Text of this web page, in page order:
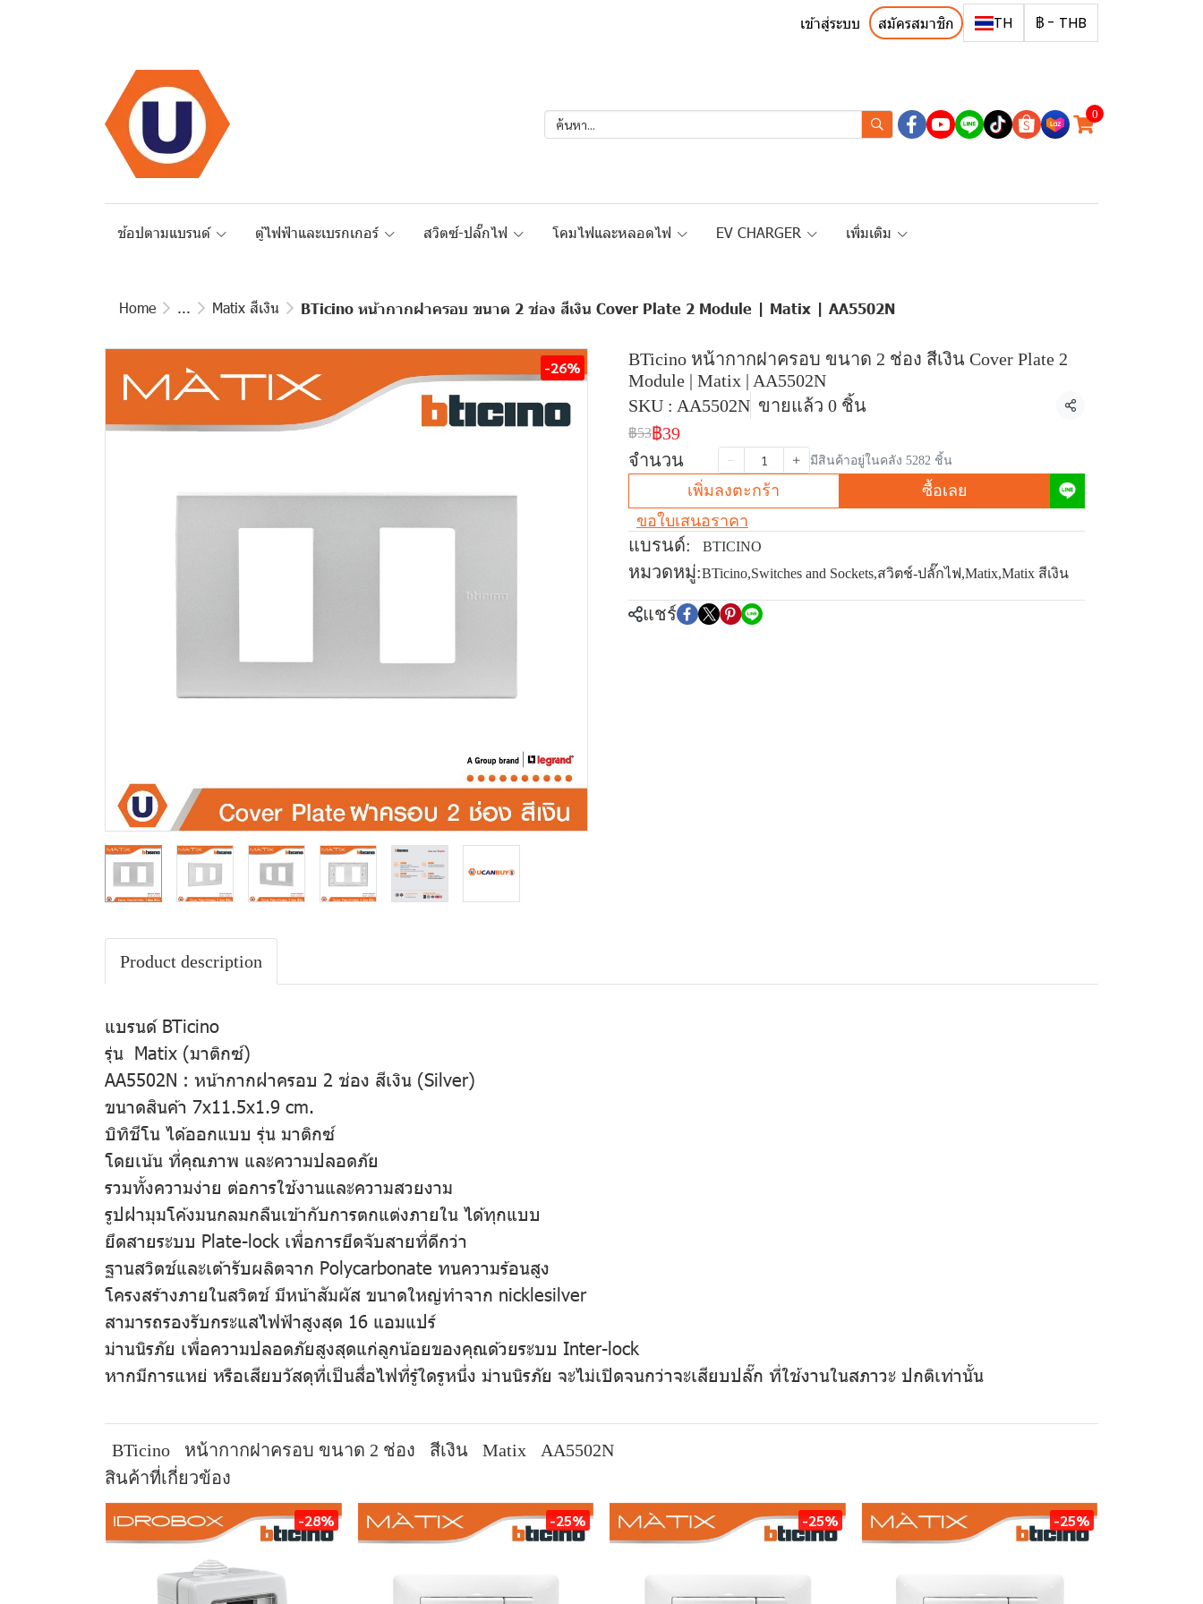
เข้าสู่ระบบ สมัครสมาชิก TH ฿ - THB
0
ช้อปตามแบรนด์ ตู้ไฟฟ้าและเบรกเกอร์ สวิตซ์-ปลั๊กไฟ โคมไฟและหลอดไฟ EV CHARGER เพิ่มเติม
Home ... Matix สีเงิน BTicino หน้ากากฝาครอบ ขนาด 2 ช่อง สีเงิน Cover Plate 2 Module | Matix | AA5502N
-26%
BTicino หน้ากากฝาครอบ ขนาด 2 ช่อง สีเงิน Cover Plate 2
Module | Matix | AA5502N
SKU : AA5502N ขายแล้ว 0 ชิ้น แชร์
฿53฿39
จำนวน
มีสินค้าอยู่ในคลัง 5282 ชิ้น
เพิ่มลงตะกร้า
ซื้อเลย
ขอใบเสนอราคา
แบรนด์: BTICINO
หมวดหมู่:BTicino,Switches and Sockets,สวิตช์-ปลั๊กไฟ,Matix,Matix สีเงิน
แชร์
Product description
แบรนด์ BTicino
รุ่น Matix (มาติกซ์)
AA5502N : หน้ากากฝาครอบ 2 ช่อง สีเงิน (Silver)
ขนาดสินค้า 7x11.5x1.9 cm.
บิทิชีโน ได้ออกแบบ รุ่น มาติกซ์
โดยเน้น ที่คุณภาพ และความปลอดภัย
รวมทั้งความง่าย ต่อการใช้งานและความสวยงาม
รูปฝามุมโค้งมนกลมกลืนเข้ากับการตกแต่งภายใน ได้ทุกแบบ
ยึดสายระบบ Plate-lock เพื่อการยึดจับสายที่ดีกว่า
ฐานสวิตช์และเต้ารับผลิตจาก Polycarbonate ทนความร้อนสูง
โครงสร้างภายในสวิตช์ มีหน้าสัมผัส ขนาดใหญ่ทำจาก nicklesilver
สามารถรองรับกระแสไฟฟ้าสูงสุด 16 แอมแปร์
ม่านนิรภัย เพื่อความปลอดภัยสูงสุดแก่ลูกน้อยของคุณด้วยระบบ Inter-lock
หากมีการแหย่ หรือเสียบวัสดุที่เป็นสื่อไฟที่รู้ใดรูหนึ่ง ม่านนิรภัย จะไม่เปิดจนกว่าจะเสียบปลั๊ก ที่ใช้งานในสภาวะ ปกติเท่านั้น
BTicino หน้ากากฝาครอบ ขนาด 2 ช่อง สีเงิน Matix
AA5502N
สินค้าที่เกี่ยวข้อง
-28% -25% -25% -25%